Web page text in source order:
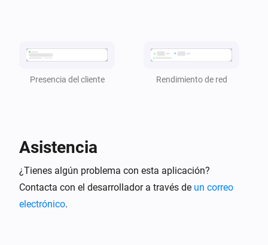
El uso de CPU es [[cpu_usage]] i
TP-Link Deco
cliente está en línea
TP-Link Deco
Presencia del cliente Rendimiento de red
Asistencia
¿Tienes algún problema con esta aplicación?
Contacta con el desarrollador a través de un correo
electrónico.